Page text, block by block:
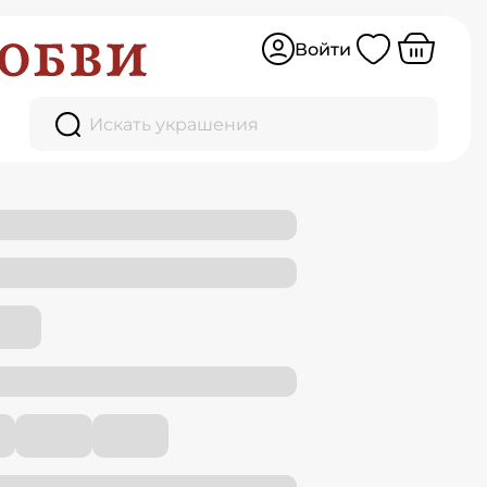
Войти
Искать украшения